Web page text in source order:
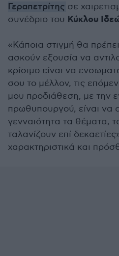
Γεραπετρίτης σε
συνέδριο του Κύκλου
«Κάποια στιγμή θα πρέπει
ασκούν εξουσία να
κρίσιμο είναι να
σου το μέλλον, τις
μου προδιάθεση, με την
πρωθυπουργού, είναι να
γενναιότητα τα θέματα,
ταλανίζουν επί
χαρακτηριστικά και